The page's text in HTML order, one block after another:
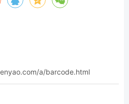
a/barcode.html